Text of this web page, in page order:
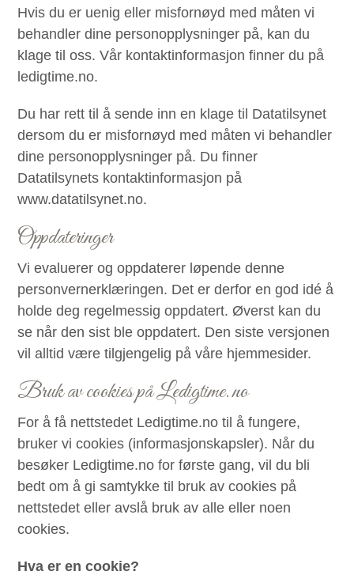
Hvis du er uenig eller misfornøyd med måten vi
behandler dine personopplysninger på, kan du
klage til oss. Vår kontaktinformasjon finner du på
ledigtime.no.
Du har rett til å sende inn en klage til Datatilsynet
dersom du er misfornøyd med måten vi behandler
dine personopplysninger på. Du finner
Datatilsynets kontaktinformasjon på
www.datatilsynet.no.
Oppdateringer
Vi evaluerer og oppdaterer løpende denne
personvernerklæringen. Det er derfor en god idé å
holde deg regelmessig oppdatert. Øverst kan du
se når den sist ble oppdatert. Den siste versjonen
vil alltid være tilgjengelig på våre hjemmesider.
Bruk av cookies på Ledigtime.no
For å få nettstedet Ledigtime.no til å fungere,
bruker vi cookies (informasjonskapsler). Når du
besøker Ledigtime.no for første gang, vil du bli
bedt om å gi samtykke til bruk av cookies på
nettstedet eller avslå bruk av alle eller noen
cookies.
Hva er en cookie?